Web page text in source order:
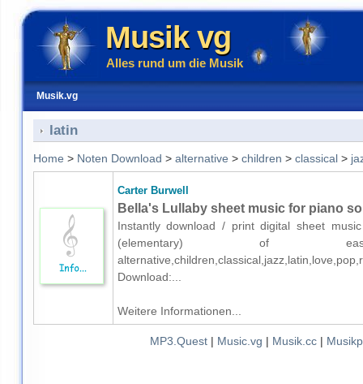
Musik vg
Alles rund um die Musik
Musik.vg
latin
Home > Noten Download > alternative > children > classical>
Carter Burwell
Bella's Lullaby sheet music for piano
Instantly download / print digital sheet
(elementary) of
Download:...
Weitere Informationen...
MP3.Quest| Music.vg | Musik.cc|